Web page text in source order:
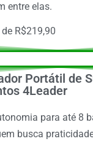
entre elas.
R$219,90
Portátil de
4Leader
para até 8
busca